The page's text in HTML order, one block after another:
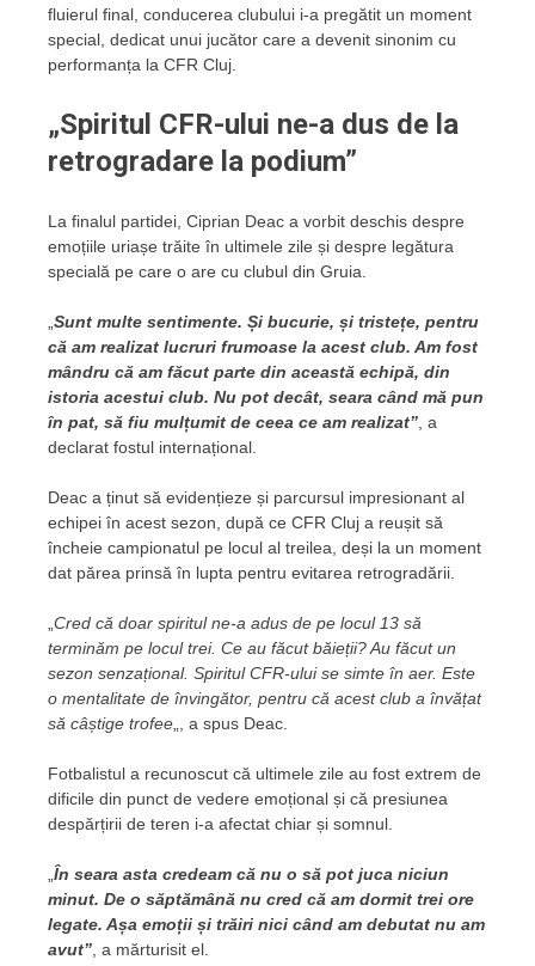
fluierul final, conducerea clubului i-a pregătit un moment
special, dedicat unui jucător care a devenit sinonim cu
performanța la CFR Cluj.
„Spiritul CFR-ului ne-a dus de la
retrogradare la podium”
La finalul partidei, Ciprian Deac a vorbit deschis despre
emoțiile uriașe trăite în ultimele zile și despre legătura
specială pe care o are cu clubul din Gruia.
Sunt multe sentimente. Și bucurie, și tristețe, pentru
că am realizat lucruri frumoase la acest club. Am fost
mândru că am făcut parte din această echipă, din
istoria acestui club. Nu pot decât, seara când mă pun
în pat, să fiu mulțumit de ceea ce am realizat” , a
declarat fostul internațional.
Deac a ținut să evidențieze și parcursul impresionant al
echipei în acest sezon, după ce CFR Cluj a reușit să
încheie campionatul pe locul al treilea, deși la un moment
dat părea prinsă în lupta pentru evitarea retrogradării.
Cred că doar spiritul ne-a adus de pe locul 13 să
terminăm pe locul trei. Ce au făcut băieții? Au făcut un
sezon senzațional. Spiritul CFR-ului se simte în aer. Este
o mentalitate de învingător, pentru că acest club a învățat
să câștige trofee „, a spus Deac.
Fotbalistul a recunoscut că ultimele zile au fost extrem de
dificile din punct de vedere emoțional și că presiunea
despărțirii de teren i-a afectat chiar și somnul.
În seara asta credeam că nu o să pot juca niciun
minut. De o săptămână nu cred că am dormit trei ore
legate. Așa emoții și trăiri nici când am debutat nu am
avut” , a mărturisit el.